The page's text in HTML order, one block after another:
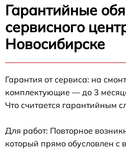
Гарантийные
сервисного
Новосибирске
Гарантия от сервиса: на
комплектующие — до 3
Что считается гарантийным
Для работ: Повторное
который прямо обусловлен с